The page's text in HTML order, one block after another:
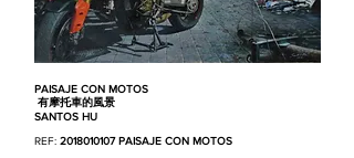
PAISAJE CON MOTOS
有摩托車的風景
SANTOS HU
REF: 2018010107PAISAJE CON MOTOS